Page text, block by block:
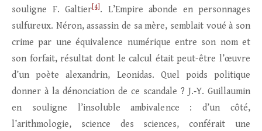
souligne F. Galtier [4] . L’Empire abonde en personnages
sulfureux. Néron, assassin de sa mère, semblait voué à son
crime par une équivalence numérique entre son nom et
son forfait, résultat dont le calcul était peut-être l’œuvre
d’un poète alexandrin, Leonidas. Quel poids politique
donner à la dénonciation de ce scandale ? J.‑Y. Guillaumin
en souligne l’insoluble ambivalence : d’un côté,
l’arithmologie, science des sciences, conférait une